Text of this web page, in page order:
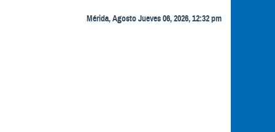
Mérida, Agosto Jueves 06, 2026, 12:32 pm